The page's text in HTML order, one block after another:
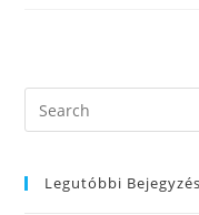
Search
this
Legutóbbi